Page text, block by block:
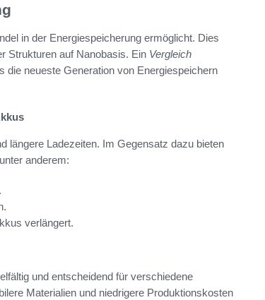
in der Energiespeicherung ermöglicht. Dies
Strukturen auf Nanobasis. Ein Vergleich
die neueste Generation von Energiespeichern
längere Ladezeiten. Im Gegensatz dazu bieten
anderem:
verlängert.
und entscheidend für verschiedene
Materialien und niedrigere Produktionskosten